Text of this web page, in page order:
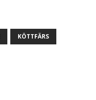
KÖTTFÄRS